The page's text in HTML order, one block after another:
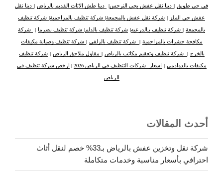
في حي طويق | دينا نقل عفش بحي النرجس| دينا طش الاثاث القديم بالرياض | دينا نقل
عفش حي الملز | شركة نقل عفش بالمجمعة| شركة تنظيف بالمزاحمية| شركة تنظيف
بالمجمعة | شركة تنظيف بـالدرعيه| شركة تنظيف بالدلم| شركة تنظيف بضرما | شركة
مكافحة حشرات بالمزاحمية | شركة تنظيف بالزلفي | شركة تنظيف وصيانة مكيفات
بالخرج | شركة تنظيف وتعقيم مكاتب بالرياض | مقاول ملاحق الرياض |شركة تنظيف
مكيفات بالدوادمي | اسعار شركات التنظيف في الرياض 2026 | ارخص شركة تنظيف في
الرياض
أحدث المقالات
شركة نقل وتخزين عفش بالرياض بـ33% خصم لنقل أثاث
احترافي بأسعار مناسبة وخدمات متكاملة